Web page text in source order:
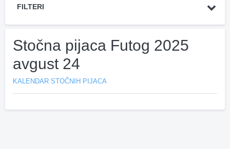
FILTERI
Stočna pijaca Futog 2025
avgust 24
KALENDAR STOČNIH PIJACA